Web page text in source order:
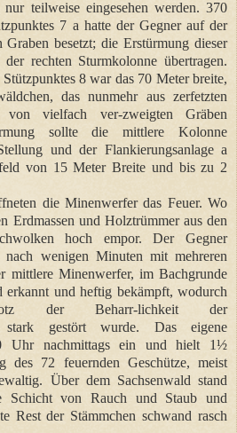
teilweise eingesehen werden. 370
7 a hatte der Gegner auf der
besetzt; die Erstürmung dieser
rechten Sturmkolonne übertragen.
8 war das 70 Meter breite,
das nunmehr aus zerfetzten
von vielfach ver-zweigten Gräben
sollte die mittlere Kolonne
und der Flankierungsanlage a
von 15 Meter Breite und bis zu 2
die Minenwerfer das Feuer. Wo
Erdmassen und Holztrümmer aus den
hoch empor. Der Gegner
nach wenigen Minuten mit mehreren
mittlere Minenwerfer, im Bachgrunde
erkannt und heftig bekämpft, wodurch
der Beharr-lichkeit der
stark gestört wurde. Das eigene
Uhr nachmittags ein und hielt 1½
des 72 feuernden Geschütze, meist
Über dem Sachsenwald stand
Schicht von Rauch und Staub und
Rest der Stämmchen schwand rasch